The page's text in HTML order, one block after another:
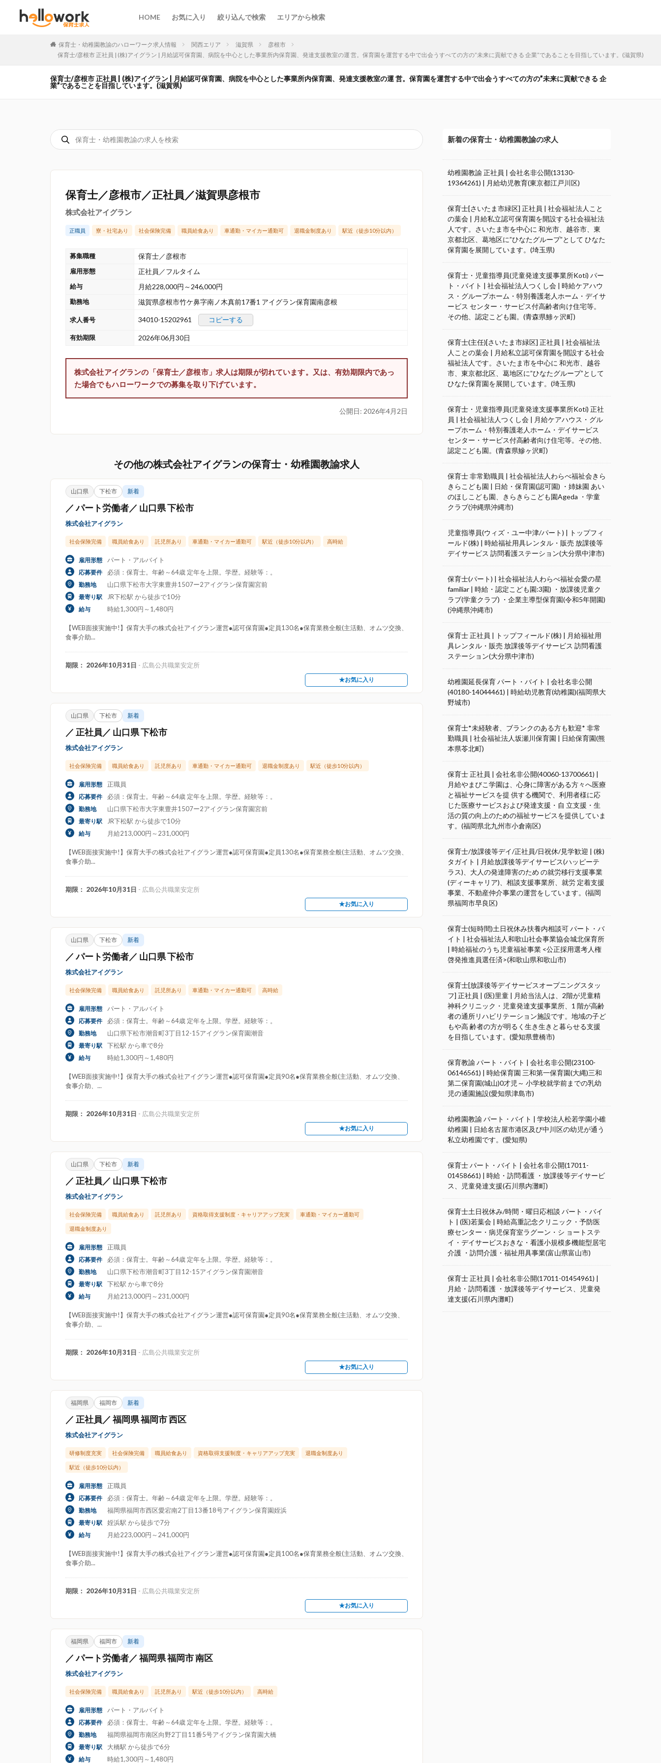
HOME お気に入り 絞り込んで検索 エリアから検索
保育士・幼稚園教諭のハローワーク求人情報 関西エリア 滋賀県
彦根市
保育士/彦根市 正社員 | (株)アイグラン | 月給認可保育園、病院を中心とした事業所内保育園、発達支援教室の運 営。保育園を運営する中で出会うすべての方の”未来に貢献できる 企業”であることを目指しています。(滋賀県)
保育士/彦根市 正社員 | (株)アイグラン | 月給認可保育園、病院を中心とした事業所内保育園、発達支援教室の運 営。保育園を運営する中で出会うすべての方の”未来に貢献できる 企
業”であることを目指しています。(滋賀県)
保育士／彦根市／正社員／滋賀県彦根市
株式会社アイグラン
正職員 寮・社宅あり 社会保険完備 職員給食あり 車通勤・マイカー通勤可 退職金制度あり 駅近（徒歩10分以内）
募集職種 保育士／彦根市
雇用形態 正社員／フルタイム
給与 月給228,000円～246,000円
勤務地 滋賀県彦根市竹ケ鼻字南ノ木真前17番1 アイグラン保育園南彦根
求人番号 34010-15202961 コピーする
有効期限 2026年06月30日
株式会社アイグランの「保育士／彦根市」求人は期限が切れています。又は、有効期限内であっ
た場合でもハローワークでの募集を取り下げています。
公開日: 2026年4月2日
その他の株式会社アイグランの保育士・幼稚園教諭求人
山口県 下松市 新着
／ パート労働者／ 山口県 下松市
株式会社アイグラン
社会保険完備 職員給食あり 託児所あり 車通勤・マイカー通勤可 駅近（徒歩10分以内） 高時給
雇用形態 パート・アルバイト
応募要件 必須：保育士。年齢～64歳 定年を上限。学歴。経験等：。
勤務地 山口県下松市大字東豊井1507ー2アイグラン保育園宮前
最寄り駅 JR下松駅 から徒歩で10分
給与 時給1,300円～1,480円
【WEB面接実施中!】保育大手の株式会社アイグラン運営●認可保育園●定員130名●保育業務全般(主活動、オムツ交換、
食事介助...
期限： 2026年10月31日 - 広島公共職業安定所
★お気に入り
山口県 下松市 新着
／ 正社員／ 山口県 下松市
株式会社アイグラン
社会保険完備 職員給食あり 託児所あり 車通勤・マイカー通勤可 退職金制度あり 駅近（徒歩10分以内）
雇用形態 正職員
応募要件 必須：保育士。年齢～64歳 定年を上限。学歴。経験等：。
勤務地 山口県下松市大字東豊井1507ー2アイグラン保育園宮前
最寄り駅 JR下松駅 から徒歩で10分
給与 月給213,000円～231,000円
【WEB面接実施中!】保育大手の株式会社アイグラン運営●認可保育園●定員130名●保育業務全般(主活動、オムツ交換、
食事介助...
期限： 2026年10月31日 - 広島公共職業安定所
★お気に入り
山口県 下松市 新着
／ パート労働者／ 山口県 下松市
株式会社アイグラン
社会保険完備 職員給食あり 託児所あり 車通勤・マイカー通勤可 高時給
雇用形態 パート・アルバイト
応募要件 必須：保育士。年齢～64歳 定年を上限。学歴。経験等：。
勤務地 山口県下松市潮音町3丁目12-15アイグラン保育園潮音
最寄り駅 下松駅 から車で8分
給与 時給1,300円～1,480円
【WEB面接実施中!】保育大手の株式会社アイグラン運営●認可保育園●定員90名●保育業務全般(主活動、オムツ交換、
食事介助、...
期限： 2026年10月31日 - 広島公共職業安定所
★お気に入り
山口県 下松市 新着
／ 正社員／ 山口県 下松市
株式会社アイグラン
社会保険完備 職員給食あり 託児所あり 資格取得支援制度・キャリアアップ充実 車通勤・マイカー通勤可
退職金制度あり
雇用形態 正職員
応募要件 必須：保育士。年齢～64歳 定年を上限。学歴。経験等：。
勤務地 山口県下松市潮音町3丁目12-15アイグラン保育園潮音
最寄り駅 下松駅 から車で8分
給与 月給213,000円～231,000円
【WEB面接実施中!】保育大手の株式会社アイグラン運営●認可保育園●定員90名●保育業務全般(主活動、オムツ交換、
食事介助、...
期限： 2026年10月31日 - 広島公共職業安定所
★お気に入り
福岡県 福岡市 新着
／ 正社員／ 福岡県 福岡市 西区
株式会社アイグラン
研修制度充実 社会保険完備 職員給食あり 資格取得支援制度・キャリアアップ充実 退職金制度あり
駅近（徒歩10分以内）
雇用形態 正職員
応募要件 必須：保育士。年齢～64歳 定年を上限。学歴。経験等：。
勤務地 福岡県福岡市西区愛宕南2丁目13番18号アイグラン保育園姪浜
最寄り駅 姪浜駅 から徒歩で7分
給与 月給223,000円～241,000円
【WEB面接実施中!】保育大手の株式会社アイグラン運営●認可保育園●定員100名●保育業務全般(主活動、オムツ交換、
食事介助...
期限： 2026年10月31日 - 広島公共職業安定所
★お気に入り
福岡県 福岡市 新着
／ パート労働者／ 福岡県 福岡市 南区
株式会社アイグラン
社会保険完備 職員給食あり 託児所あり 駅近（徒歩10分以内） 高時給
雇用形態 パート・アルバイト
応募要件 必須：保育士。年齢～64歳 定年を上限。学歴。経験等：。
勤務地 福岡県福岡市南区向野2丁目11番5号アイグラン保育園大橋
最寄り駅 大橋駅 から徒歩で6分
給与 時給1,300円～1,480円
新着の保育士・幼稚園教諭の求人
幼稚園教諭 正社員 | 会社名非公開(13130-
19364261) | 月給幼児教育(東京都江戸川区)
保育士[さいたま市緑区] 正社員 | 社会福祉法人こと
の葉会 | 月給私立認可保育園を開設する社会福祉法
人です。さいたま市を中心に 和光市、越谷市、東
京都北区、葛地区に”ひなたグループ”として ひなた
保育園を展開しています。(埼玉県)
保育士・児童指導員(児童発達支援事業所Koti) パー
ト・バイト | 社会福祉法人つくし会 | 時給ケアハウ
ス・グループホーム・特別養護老人ホーム・デイサ
ービス センター・サービス付高齢者向け住宅等。
その他、認定こども園。(青森県鯵ヶ沢町)
保育士(主任)[さいたま市緑区] 正社員 | 社会福祉法
人ことの葉会 | 月給私立認可保育園を開設する社会
福祉法人です。さいたま市を中心に 和光市、越谷
市、東京都北区、葛地区に”ひなたグループ”として
ひなた保育園を展開しています。(埼玉県)
保育士・児童指導員(児童発達支援事業所Koti) 正社
員 | 社会福祉法人つくし会 | 月給ケアハウス・グル
ープホーム・特別養護老人ホーム・デイサービス
センター・サービス付高齢者向け住宅等。その他、
認定こども園。(青森県鰺ヶ沢町)
保育士 非常勤職員 | 社会福祉法人わらべ福祉会きら
きらこども園 | 日給・保育園(認可園) ・姉妹園 あい
のほしこども園、きらきらこども園Ageda ・学童
クラブ(沖縄県沖縄市)
児童指導員(ウィズ・ユー中津/パート) | トップフィ
ールド(株) | 時給福祉用具レンタル・販売 放課後等
デイサービス 訪問看護ステーション(大分県中津市)
保育士(パート) | 社会福祉法人わらべ福祉会愛の星
familiar | 時給・認定こども園:3園) ・放課後児童ク
ラブ(学童クラブ) ・企業主導型保育園(令和5年開園)
(沖縄県沖縄市)
保育士 正社員 | トップフィールド(株) | 月給福祉用
具レンタル・販売 放課後等デイサービス 訪問看護
ステーション(大分県中津市)
幼稚園延長保育 パート・バイト | 会社名非公開
(40180-14044461) | 時給幼児教育(幼稚園)(福岡県大
野城市)
保育士*未経験者、ブランクのある方も歓迎* 非常
勤職員 | 社会福祉法人坂瀬川保育園 | 日給保育園(熊
本県苓北町)
保育士 正社員 | 会社名非公開(40060-13700661) |
月給やまびこ学園は、心身に障害がある方々へ医療
と福祉サービスを提 供する機関で、利用者様に応
じた医療サービスおよび発達支援・自 立支援・生
活の質の向上のための福祉サービスを提供していま
す。(福岡県北九州市小倉南区)
保育士/放課後等デイ/正社員/日祝休/見学歓迎 | (株)
タガイト | 月給放課後等デイサービス(ハッピーテ
ラス)、大人の発達障害のため の就労移行支援事業
(ディーキャリア)、相談支援事業所、就労 定着支援
事業、不動産仲介事業の運営をしています。(福岡
県福岡市早良区)
保育士(短時間)土日祝休み扶養内相談可 パート・バ
イト | 社会福祉法人和歌山社会事業協会城北保育所
| 時給福祉のうち児童福祉事業 <公正採用選考人権
啓発推進員選任済>(和歌山県和歌山市)
保育士[放課後等デイサービスオープニングスタッ
フ] 正社員 | (医)里童 | 月給当法人は、2階が児童精
神科クリニック・児童発達支援事業所、1 階が高齢
者の通所リハビリテーション施設です。地域の子ど
もや高 齢者の方が明るく生き生きと暮らせる支援
を目指しています。(愛知県豊橋市)
保育教諭 パート・バイト | 会社名非公開(23100-
06146561) | 時給保育園 三和第一保育園(大縄)三和
第二保育園(城山)0才児～ 小学校就学前までの乳幼
児の通園施設(愛知県津島市)
幼稚園教諭 パート・バイト | 学校法人松若学園小碓
幼稚園 | 日給名古屋市港区及び中川区の幼児が通う
私立幼稚園です。(愛知県)
保育士 パート・バイト | 会社名非公開(17011-
01458661) | 時給・訪問看護 ・放課後等デイサービ
ス、児童発達支援(石川県内灘町)
保育士土日祝休み/時間・曜日応相談 パート・バイ
ト | (医)若葉会 | 時給高重記念クリニック・予防医
療センター・病児保育室ラグーン・シ ョートステ
イ・デイサービスおきな・看護小規模多機能型居宅
介護 ・訪問介護・福祉用具事業(富山県富山市)
保育士 正社員 | 会社名非公開(17011-01454961) |
月給・訪問看護 ・放課後等デイサービス、児童発
達支援(石川県内灘町)